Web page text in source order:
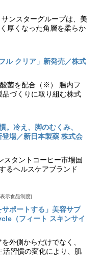
ンスターグループは、美
厚くなった角層を柔らか
ル クリア」新発売／株式
菌を配合（※） 腸内フ
づくりに取り組む株式
。冷え、脚のむくみ、
場／新日本製薬 株式会
スタントコーヒー市場国
るヘルスケアブランド
示食品制度
ポートする」美容サプ
（フィート スキンサイ
外側からだけでなく、
活習慣の変化により、肌